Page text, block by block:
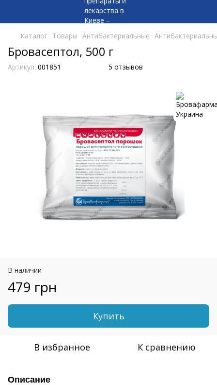
Каталог Товары Антибактериальные
Бровасептол, 500 г
Артикул: 001851 5 отзывов
В наличии
479 грн
Купить
В избранное К сравнению
Описание